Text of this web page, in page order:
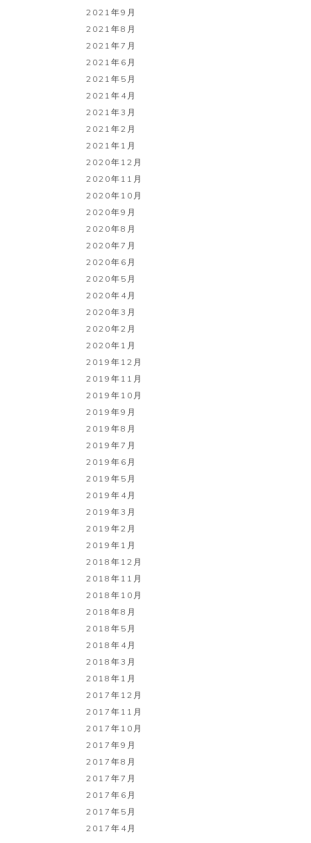
2021年9月
2021年8月
2021年7月
2021年6月
2021年5月
2021年4月
2021年3月
2021年2月
2021年1月
2020年12月
2020年11月
2020年10月
2020年9月
2020年8月
2020年7月
2020年6月
2020年5月
2020年4月
2020年3月
2020年2月
2020年1月
2019年12月
2019年11月
2019年10月
2019年9月
2019年8月
2019年7月
2019年6月
2019年5月
2019年4月
2019年3月
2019年2月
2019年1月
2018年12月
2018年11月
2018年10月
2018年8月
2018年5月
2018年4月
2018年3月
2018年1月
2017年12月
2017年11月
2017年10月
2017年9月
2017年8月
2017年7月
2017年6月
2017年5月
2017年4月